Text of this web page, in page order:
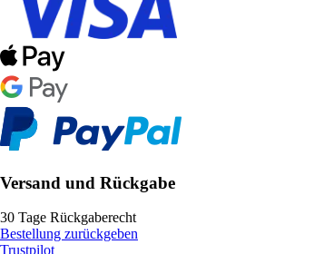
Versand und Rückgabe
30 Tage Rückgaberecht
Bestellung zurückgeben
Trustpilot